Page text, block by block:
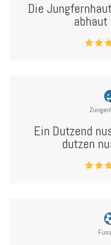
Die
abhaut
Ein Dutzend
dutzen